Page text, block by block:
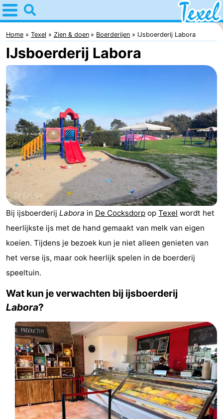
Home
Texel
Tips
Voor
kinderen
Dorpen
Den
Burg
-
Den
Hoorn
-
De
Cocksdorp
-
De
-
Oudeschild
De
Waal
-
Oosterend
Natuur
Mooiste
uitkijkpunten
Overnachten
Appartementen
Bosch
en
De
Home Texel Zien & doen Boerderijen IJsboerderij Labora
IJsboerderij Labora
Bij ijsboerderij Labora in De Cocksdorp op Texel wordt het
heerlijkste ijs met de hand gemaakt van melk van eigen
koeien. Tijdens je bezoek kun je niet alleen genieten van
het verse ijs, maar ook heerlijk spelen in de boerderij
speeltuin.
Wat kun je verwachten bij ijsboerderij
Labora?